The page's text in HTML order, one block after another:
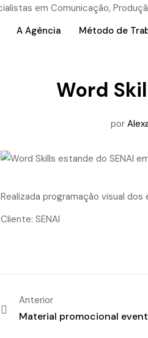
A Agência Método de
Word
por
Realizada programação visual dos
Cliente: SENAI
Anterior
Material promocional